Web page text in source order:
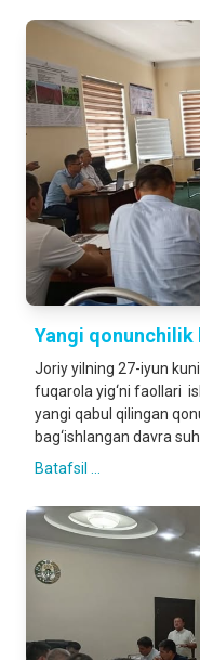
Yangi
Joriy yilning 27-iyun
fuqarola yig‘ni faollari
yangi qabul qilingan
bag‘ishlangan davra
Batafsil ...